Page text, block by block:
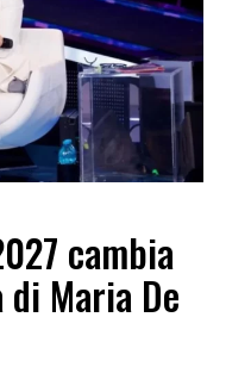
cambia
Maria De